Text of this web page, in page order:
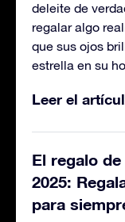
deleite de
regalar algo
que sus ojos
estrella en su
Leer el
El regalo
2025:
para